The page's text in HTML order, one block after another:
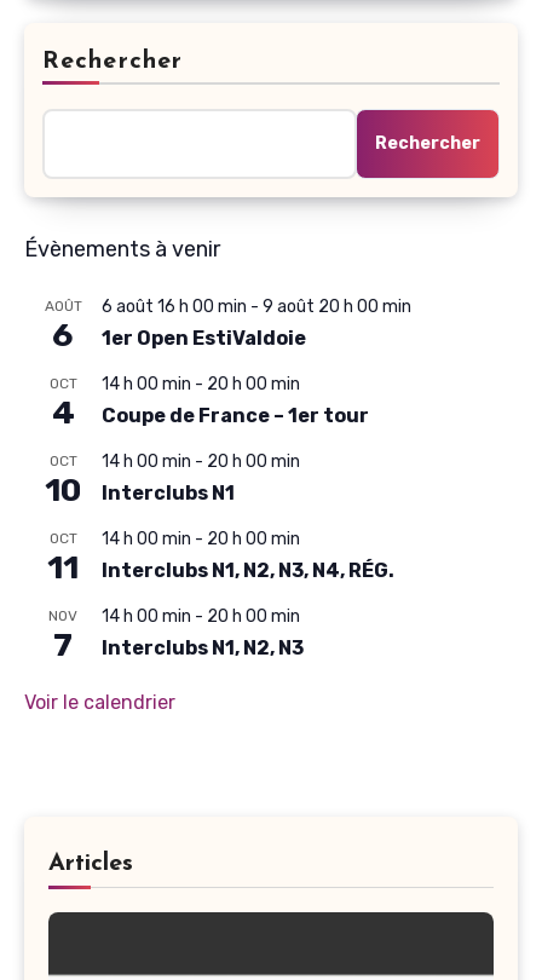
Rechercher
Rechercher
Évènements à venir
AOÛT
6
6 août 16 h 00 min - 9 août 20 h 00 min
1er Open EstiValdoie
OCT
4
14 h 00 min - 20 h 00 min
Coupe de France – 1er tour
OCT
10
14 h 00 min - 20 h 00 min
Interclubs N1
OCT
11
14 h 00 min - 20 h 00 min
Interclubs N1, N2, N3, N4, RÉG.
NOV
7
14 h 00 min - 20 h 00 min
Interclubs N1, N2, N3
Voir le calendrier
Articles